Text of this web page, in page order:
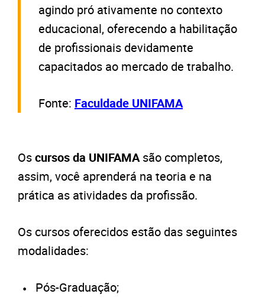
agindo pró ativamente no contexto
educacional, oferecendo a habilitação
de profissionais devidamente
capacitados ao mercado de trabalho.
Fonte: Faculdade UNIFAMA
Oscursos da UNIFAMAsão completos,
assim, você aprenderá na teoria e na
prática as atividades da profissão.
Os cursos oferecidos estão das seguintes
modalidades:
Pós-Graduação;